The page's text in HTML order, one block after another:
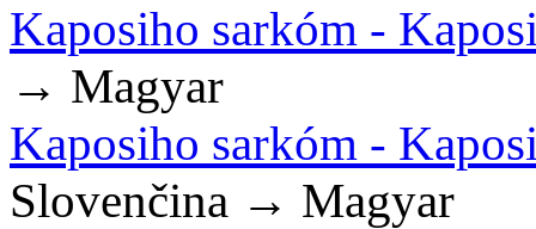
Kaposiho sarkóm -
→ Magyar
Kaposiho sarkóm -
Slovenčina → Magyar